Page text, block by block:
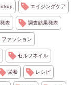
エイジングケア
表 調査結果発表
ファッション
セルフネイル
栄養 レシピ